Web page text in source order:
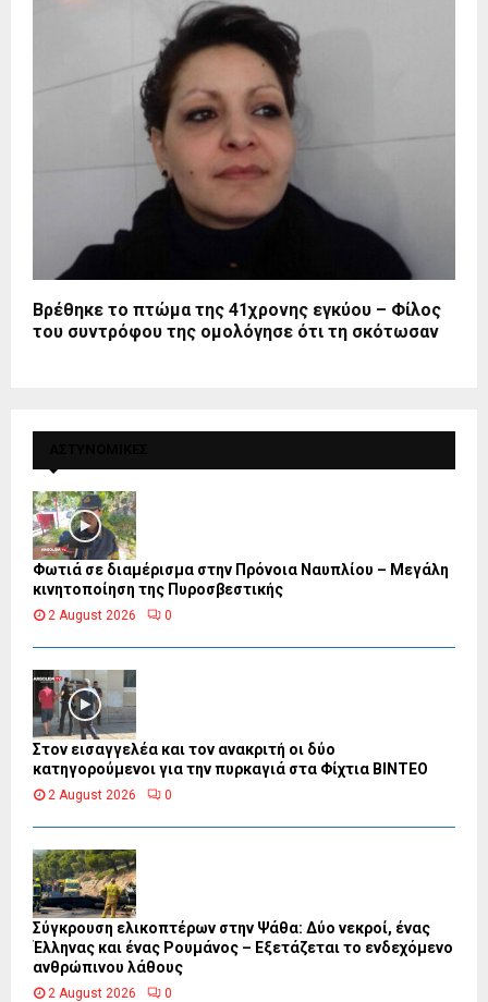
Βρέθηκε το πτώμα της 41χρονης εγκύου – Φίλος
του συντρόφου της ομολόγησε ότι τη σκότωσαν
Φωτιά σε διαμέρισμα στην Πρόνοια Ναυπλίου – Μεγάλη
κινητοποίηση της Πυροσβεστικής
2 August 2026 0
Στον εισαγγελέα και τον ανακριτή οι δύο
κατηγορούμενοι για την πυρκαγιά στα Φίχτια ΒΙΝΤΕΟ
2 August 2026 0
Σύγκρουση ελικοπτέρων στην Ψάθα: Δύο νεκροί, ένας
Έλληνας και ένας Ρουμάνος – Εξετάζεται το ενδεχόμενο
ανθρώπινου λάθους
2 August 2026 0